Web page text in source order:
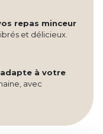
repas minceur
et délicieux.
à votre
avec